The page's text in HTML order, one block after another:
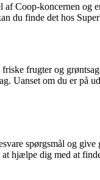
Coop-koncernen og
du finde det hos
frugter og
Uanset om du er på
spørgsmål og
hjælpe dig med at